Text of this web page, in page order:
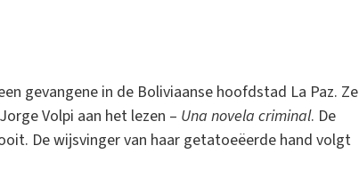
gevangene in de Boliviaanse hoofdstad La Paz. Ze
Volpi aan het lezen – Una novela criminal. De
De wijsvinger van haar getatoeëerde hand volgt